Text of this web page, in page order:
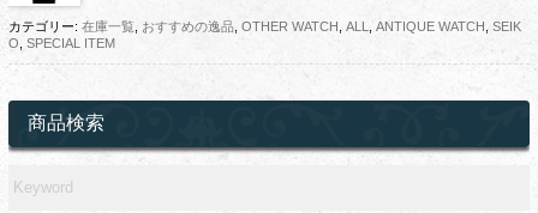
カテゴリー: 在庫一覧, おすすめの逸品, OTHER WATCH ALL ANTIQUE WATCH
SEIK
O SPECIAL ITEM
商品検索